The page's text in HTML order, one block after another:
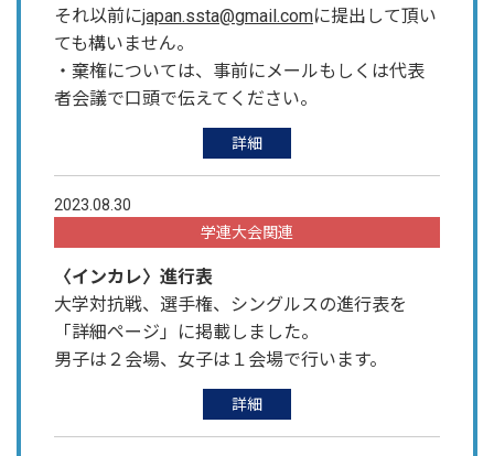
それ以前にjapan.ssta@gmail.comに提出して頂い
ても構いません。
・棄権については、事前にメールもしくは代表
者会議で口頭で伝えてください。
詳細
2023.08.30
学連大会関連
〈インカレ〉進行表
大学対抗戦、選手権、シングルスの進行表を
「詳細ページ」に掲載しました。
男子は２会場、女子は１会場で行います。
詳細